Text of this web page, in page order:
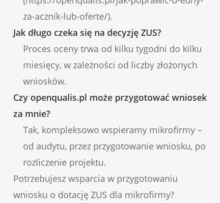
za-acznik-lub-oferte/).
Jak długo czeka się na decyzję ZUS?
Proces oceny trwa od kilku tygodni do kilku
miesięcy, w zależności od liczby złożonych
wniosków.
Czy openqualis.pl może przygotować wniosek
za mnie?
Tak, kompleksowo wspieramy mikrofirmy –
od audytu, przez przygotowanie wniosku, po
rozliczenie projektu.
Potrzebujesz wsparcia w przygotowaniu
wniosku o dotację ZUS dla mikrofirmy?